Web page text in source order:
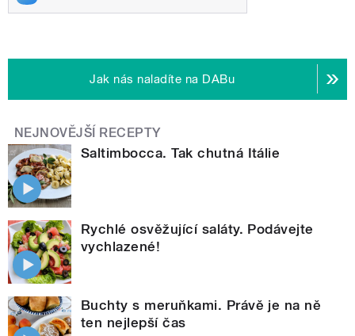
Jak nás naladíte na DABu
NEJNOVĚJŠÍ RECEPTY
Saltimbocca. Tak chutná Itálie
Rychlé osvěžující saláty. Podávejte
vychlazené!
Buchty s meruňkami. Právě je na ně
ten nejlepší čas